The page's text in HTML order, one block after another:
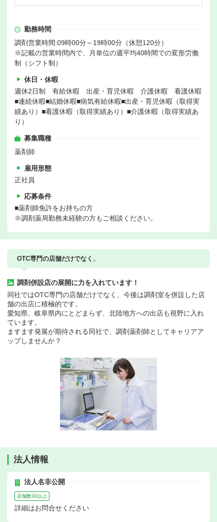
勤務時間
調剤営業時間:09時00分～19時00分（休憩120分）
※記載の営業時間内で、月単位の週平均40時間での変形労働
制（シフト制）
休日・休暇
週休2日制 有給休暇 出産・育児休暇 介護休暇 看護休暇
■連続休暇■結婚休暇■病気有給休暇■出産・育児休暇（取得実
績あり）■看護休暇（取得実績あり）■介護休暇（取得実績あ
り）
募集職種
薬剤師
雇用形態
正社員
応募条件
■薬剤師免許をお持ちの方
※調剤薬局勤務未経験の方もご相談ください。
OTC専門の店舗だけでなく、
調剤併設店の展開に力を入れています！
同社ではOTC専門の店舗だけでなく、今後は調剤室を併設した店
舗の出店に積極的です。
愛知県、岐阜県内にとどまらず、北陸地方への出店も視野に入れ
ています。
ますます発展が期待される同社で、調剤薬剤師としてキャリアア
ップしませんか？
法人情報
法人名非公開
店舗数30以上
詳細はお問合せください